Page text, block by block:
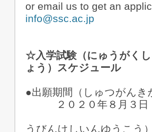
or email us to get an
info@ssc.ac.jp
☆入学試験（にゅうがく
ょう）スケジュール
●出願期間（しゅつがんき
２０２０年８月３日（
うびんけしいんゆうこう）